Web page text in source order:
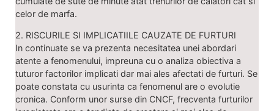
celor de marfa.
2. RISCURILE SI IMPLICATIILE CAUZATE DE FURTURI
In continuate se va prezenta necesitatea unei abordari
atente a fenomenului, impreuna cu o analiza obiectiva a
tuturor factorilor implicati dar mai ales afectati de furturi. Se
poate constata cu usurinta ca fenomenul are o evolutie
cronica. Conform unor surse din CNCF, frecventa furturilor